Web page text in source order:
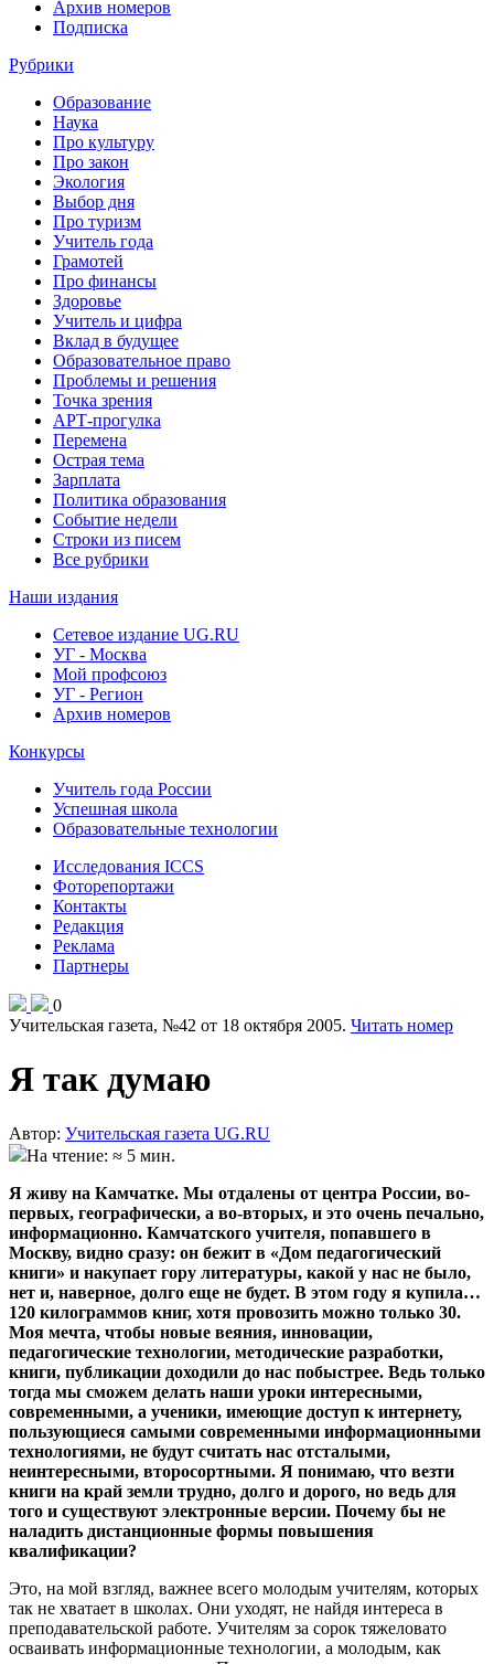
Архив номеров
Подписка
Рубрики
Образование
Наука
Про культуру
Про закон
Экология
Выбор дня
Про туризм
Учитель года
Грамотей
Про финансы
Здоровье
Учитель и цифра
Вклад в будущее
Образовательное право
Проблемы и решения
Точка зрения
АРТ-прогулка
Перемена
Острая тема
Зарплата
Политика образования
Событие недели
Строки из писем
Все рубрики
Наши издания
Сетевое издание UG.RU
УГ - Москва
Мой профсоюз
УГ - Регион
Архив номеров
Конкурсы
Учитель года России
Успешная школа
Образовательные технологии
Исследования ICCS
Фоторепортажи
Контакты
Редакция
Реклама
Партнеры
0
Учительская газета, №42 от 18 октября 2005. Читать номер
Я так думаю
Автор: Учительская газета UG.RU
На чтение: ≈ 5 мин.
Я живу на Камчатке. Мы отдалены от центра России, во-
первых, географически, а во-вторых, и это очень печально,
информационно. Камчатского учителя, попавшего в
Москву, видно сразу: он бежит в «Дом педагогический
книги» и накупает гору литературы, какой у нас не было,
нет и, наверное, долго еще не будет. В этом году я купила…
120 килограммов книг, хотя провозить можно только 30.
Моя мечта, чтобы новые веяния, инновации,
педагогические технологии, методические разработки,
книги, публикации доходили до нас побыстрее. Ведь только
тогда мы сможем делать наши уроки интересными,
современными, а ученики, имеющие доступ к интернету,
пользующиеся самыми современными информационными
технологиями, не будут считать нас отсталыми,
неинтересными, второсортными. Я понимаю, что везти
книги на край земли трудно, долго и дорого, но ведь для
того и существуют электронные версии. Почему бы не
наладить дистанционные формы повышения
квалификации?
Это, на мой взгляд, важнее всего молодым учителям, которых
так не хватает в школах. Они уходят, не найдя интереса в
преподавательской работе. Учителям за сорок тяжеловато
осваивать информационные технологии, а молодым, как